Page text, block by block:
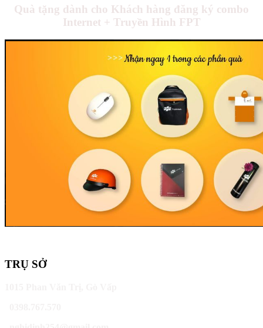
Quà tặng dành cho Khách hàng đăng ký combo
Internet + Truyền Hình FPT
TRỤ SỞ